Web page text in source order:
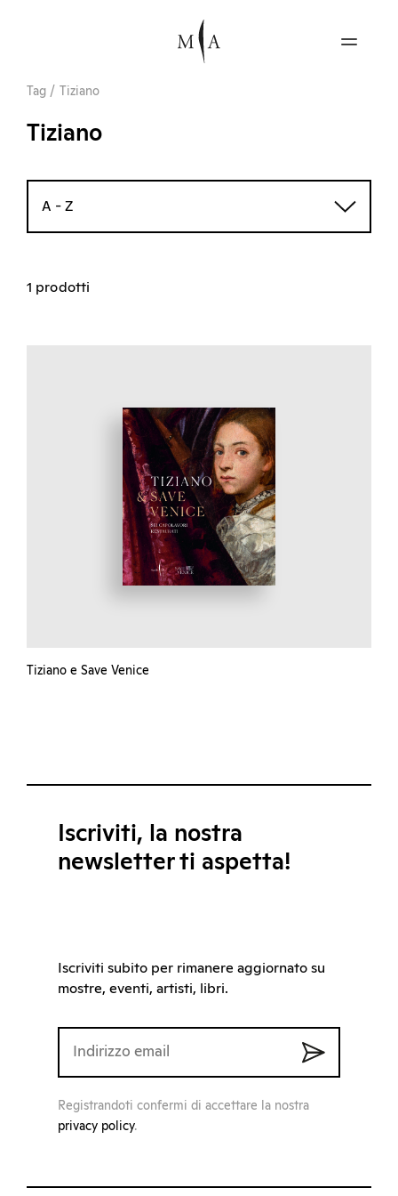
Tag / Tiziano
Tiziano
A - Z
1 prodotti
Tiziano e Save Venice
Iscriviti, la nostra
newsletter ti aspetta!
Iscriviti subito per rimanere aggiornato su
mostre, eventi, artisti, libri.
Registrandoti confermi di accettare la nostra
privacy policy.